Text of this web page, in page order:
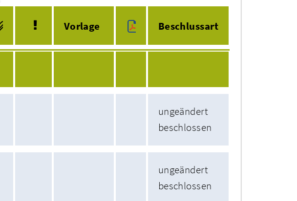
Vorlage Beschlussart
ungeändert
beschlossen
ungeändert
beschlossen